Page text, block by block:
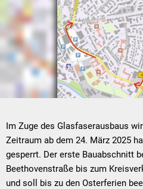
Im Zuge des Glasfaserausbaus
Zeitraum ab dem 24. März 2025
gesperrt. Der erste Bauabschnitt
Beethovenstraße bis zum
und soll bis zu den Osterferien